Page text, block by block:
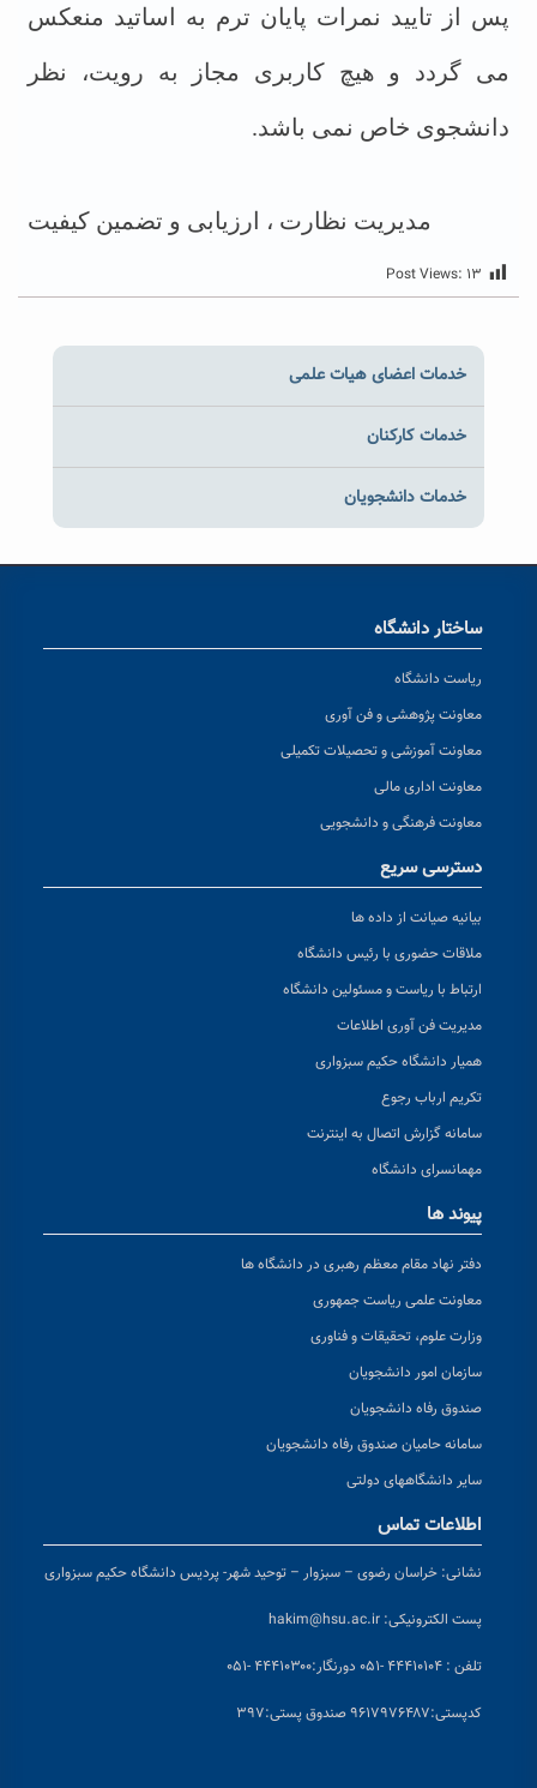
پس از تایید نمرات پایان ترم به اساتید منعکس
می گردد و هیچ کاربری مجاز به رویت، نظر
دانشجوی خاص نمی باشد.
مدیریت نظارت ، ارزیابی و تضمین کیفیت
Post Views: ۱۳
خدمات اعضای هیات علمی
خدمات کارکنان
خدمات دانشجویان
ساختار دانشگاه
ریاست دانشگاه
معاونت پژوهشی و فن آوری
معاونت آموزشی و تحصیلات تکمیلی
معاونت اداری مالی
معاونت فرهنگی و دانشجویی
دسترسی سریع
بیانیه صیانت از داده ها
ملاقات حضوری با رئیس دانشگاه
ارتباط با ریاست و مسئولین دانشگاه
مدیریت فن آوری اطلاعات
همیار دانشگاه حکیم سبزواری
تکریم ارباب رجوع
سامانه گزارش اتصال به اینترنت
مهمانسرای دانشگاه
پیوند ها
دفتر نهاد مقام معظم رهبری در دانشگاه ها
معاونت علمی ریاست جمهوری
وزارت علوم، تحقیقات و فناوری
سازمان امور دانشجویان
صندوق رفاه دانشجویان
سامانه حامیان صندوق رفاه دانشجویان
سایر دانشگاههای دولتی
اطلاعات تماس
نشانی: خراسان رضوی – سبزوار – توحید شهر- پردیس دانشگاه حکیم سبزواری
پست الکترونیکی: hakim@hsu.ac.ir
تلفن : ۴۴۴۱۰۱۰۴ -۰۵۱ دورنگار:۴۴۴۱۰۳۰۰ -۰۵۱
کدپستی:۹۶۱۷۹۷۶۴۸۷ صندوق پستی:۳۹۷